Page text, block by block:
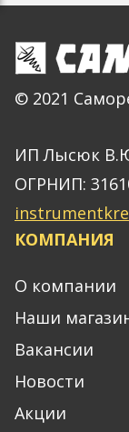
© 2021
ИП Лысюк
ОГРНИП:
КОМПАНИЯ
О компании
Наши
Вакансии
Новости
Акции